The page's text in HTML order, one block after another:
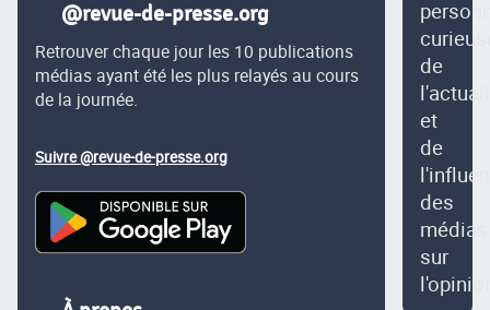
@revue-de-presse.org
Retrouver chaque jour les 10 publications
médias ayant été les plus relayés au cours
de la journée.
Suivre @revue-de-presse.org
de
et
de
des
médias
sur